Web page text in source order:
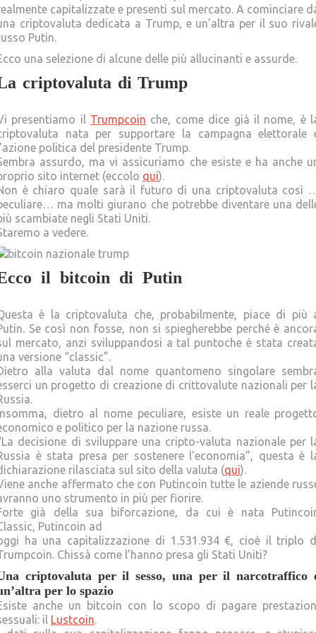
capitalizzate e presenti sul mercato. A cominciare
criptovaluta dedicata a Trump, e un’altra per il suo
Putin.
una selezione di alcune delle più allucinanti e assurde.
criptovaluta di Trump
presentiamo il Trumpcoin che, come dice già il nome, è
nata per supportare la campagna elettorale
politica del presidente Trump.
assurdo, ma vi assicuriamo che esiste e ha anche
sito internet (eccolo qui).
è chiaro quale sarà il futuro di una criptovaluta così
ma molti giurano che potrebbe diventare una
scambiate negli Stati Uniti.
a vedere.
il bitcoin di Putin
è la criptovaluta che, probabilmente, piace di più
Se così non fosse, non si spiegherebbe perché è
mercato, anzi sviluppandosi a tal puntoche è stata
versione “classic”.
alla valuta dal nome quantomeno singolare
un progetto di creazione di crittovalute nazionali per
dietro al nome peculiare, esiste un reale
e politico per la nazione russa.
decisione di sviluppare una cripto-valuta nazionale per
è stata presa per sostenere l’economia”, questa è
rilasciata sul sito della valuta (qui).
anche affermato che con Putincoin tutte le aziende
uno strumento in più per fiorire.
già della sua biforcazione, da cui è nata
Putincoin ad
ha una capitalizzazione di 1.531.934 €, cioè il triplo
Chissà come l’hanno presa gli Stati Uniti?
criptovaluta per il sesso, una per il narcotraffico
per lo spazio
anche un bitcoin con lo scopo di pagare
il Lustcoin.